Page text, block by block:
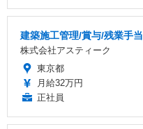
建築施工管理/賞与/残業手当
株式会社アスティーク
東京都
月給32万円
正社員